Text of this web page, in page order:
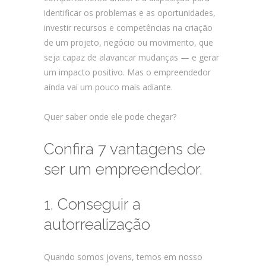
identificar os problemas e as oportunidades,
investir recursos e competências na criação
de um projeto, negócio ou movimento, que
seja capaz de alavancar mudanças — e gerar
um impacto positivo. Mas o empreendedor
ainda vai um pouco mais adiante.
Quer saber onde ele pode chegar?
Confira 7 vantagens de
ser um empreendedor.
1. Conseguir a
autorrealização
Quando somos jovens, temos em nosso